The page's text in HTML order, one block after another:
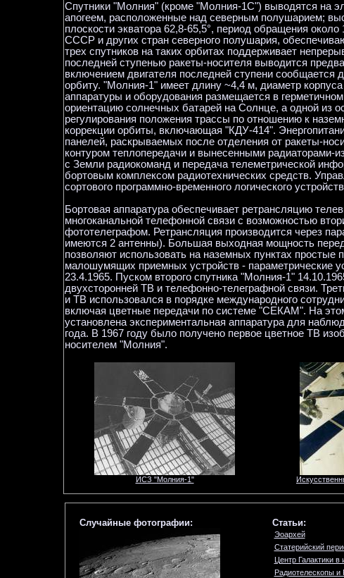
Спутники "Молния" (кроме "Молния-1С") выводятся на
апогеем, расположенные над северным полушарием;
плоскости экватора 62,8-65,5°, период обращения
СССР и других стран северного полушария,
трех спутников на таких орбитах поддерживает
последней ступенью ракеты-носителя выводится
включением двигателя последней ступени сообщается
орбиту. "Молния-1" имеет длину ~4,4 м, диаметр
аппаратуры и оборудования размещается в
ориентацию солнечных батарей на Солнце, а одной из
регулирования положения трассы по отношению к
коррекции орбиты, включающая "КДУ-414".
панелей, раскрываемых после отделения от ракеты-
контуром теплопередачи и вынесенными
с Земли радиокоманд и передача телеметрической
бортовым комплексом радиотехнических средств.
сортового программно-временного логического
Бортовая аппаратура обеспечивает ретрансляцию
многоканальной телефонной связи с возможностью
фототелеграфом. Ретрансляция производится через
имеются 2 антенны). Большая выходная мощность
позволяют использовать на наземных пунктах
малошумящих приемных устройств - параметрические
23.4.1965. Пуском второго спутника "Молния-1"
двухсторонней ТВ и телефонно-телеграфной связи.
и ТВ использовался в порядке международного
включая цветные передачи по системе "СЕКАМ". На
установлена экспериментальная аппаратура для
года. В 1967 году было получено первое цветное ТВ
носителем "Молния".
ИСЗ "Молния-1"
Случайные фотографии: Статьи:
Эоархей
Статерийский
Центр Галактики
Радиотелескопы